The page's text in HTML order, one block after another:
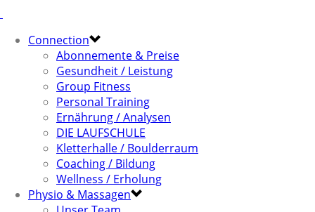
Connection
Abonnemente & Preise
Gesundheit / Leistung
Group Fitness
Personal Training
Ernährung / Analysen
DIE LAUFSCHULE
Kletterhalle / Boulderraum
Coaching / Bildung
Wellness / Erholung
Physio & Massagen